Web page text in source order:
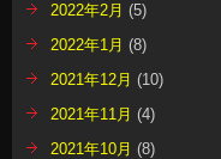
2022年2月 (5)
2022年1月 (8)
2021年12月 (10)
2021年11月 (4)
2021年10月 (8)